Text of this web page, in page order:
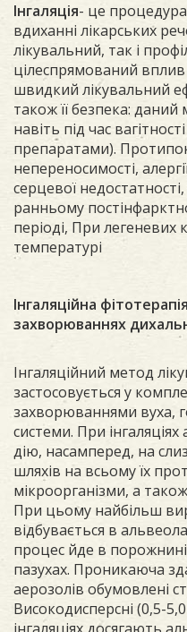
Інгаляція- це
вдиханні лікарських
лікувальний, так і
цілеспрямований
швидкий лікувальний
також її безпека:
навіть під час
препаратами).
непереносимості,
серцевої
ранньому
періоді, При легеневих
температурі
Інгаляційна
захворюваннях
Інгаляційний метод
застосовується у
захворюваннями вуха,
системи. При
дію, насамперед, на
шляхів на всьому їх
мікроорганізми, а
При цьому найбільш
відбувається в
процес йде в
пазухах. Проникаюча
аерозолів обумовлені
Високодисперсні (0,5-